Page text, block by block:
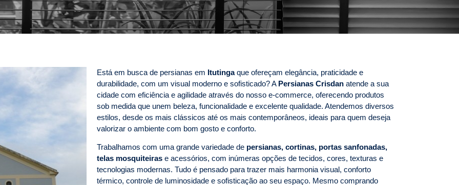
Está em busca de persianas em Itutingaque ofereçam elegância, praticidade e
durabilidade, com um visual moderno e sofisticado? A Persianas Crisdanatende a sua
cidade com eficiência e agilidade através do nosso e-commerce, oferecendo produtos
sob medida que unem beleza, funcionalidade e excelente qualidade. Atendemos diversos
estilos, desde os mais clássicos até os mais contemporâneos, ideais para quem deseja
valorizar o ambiente com bom gosto e conforto.
Trabalhamos com uma grande variedade de persianas, cortinas, portas sanfonadas,
telas mosquiteirase acessórios, com inúmeras opções de tecidos, cores, texturas e
tecnologias modernas. Tudo é pensado para trazer mais harmonia visual, conforto
térmico, controle de luminosidade e sofisticação ao seu espaço. Mesmo comprando